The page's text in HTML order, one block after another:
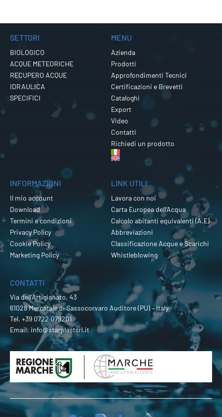
SETTORI
BIOLOGICO
ACQUE METEORICHE
RECUPERO ACQUE
IDRAULICA
SPECIFICI
MENU
Azienda
Prodotti
Approfondimenti Tecnici
Certificazioni e Brevetti
Cataloghi
Export
Video
Contatti
Richiedi un prodotto
INFORMAZIONI
Il mio account
Download
Termini e condizioni
Privacy Policy
Cookie Policy
Marketing Policy
LINK UTILI
Lavora con noi
Carta Europea dell’Acqua
Calcolo abitanti equivalenti (A.E)
Abbreviazioni
Classificazione Acque e Scarichi
Whistleblowing
CONTATTI
Via dell’Artigianato, 43
61028 Mercatale di Sassocorvaro Auditore (PU) – Italy
Tel. +39 0722 079201
Email: info@starplastsrl.it